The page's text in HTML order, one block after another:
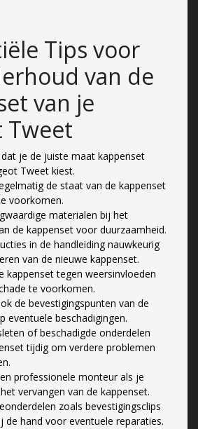
Tips voor
van de
van je
Tweet
je de juiste maat kappenset
Tweet kiest.
de staat van de kappenset
voorkomen.
materialen bij het
de kappenset voor duurzaamheid.
in de handleiding nauwkeurig
van de nieuwe kappenset.
kappenset tegen weersinvloeden
te voorkomen.
de bevestigingspunten van de
eventuele beschadigingen.
of beschadigde onderdelen
tijdig om verdere problemen
professionele monteur als je
vervangen van de kappenset.
zoals bevestigingsclips
de hand voor eventuele reparaties.